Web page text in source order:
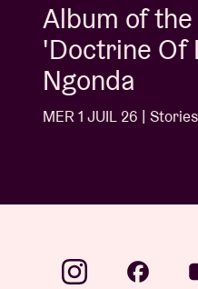
Album of the
'Doctrine Of
Ngonda
MER 1 JUIL 26 | Stories